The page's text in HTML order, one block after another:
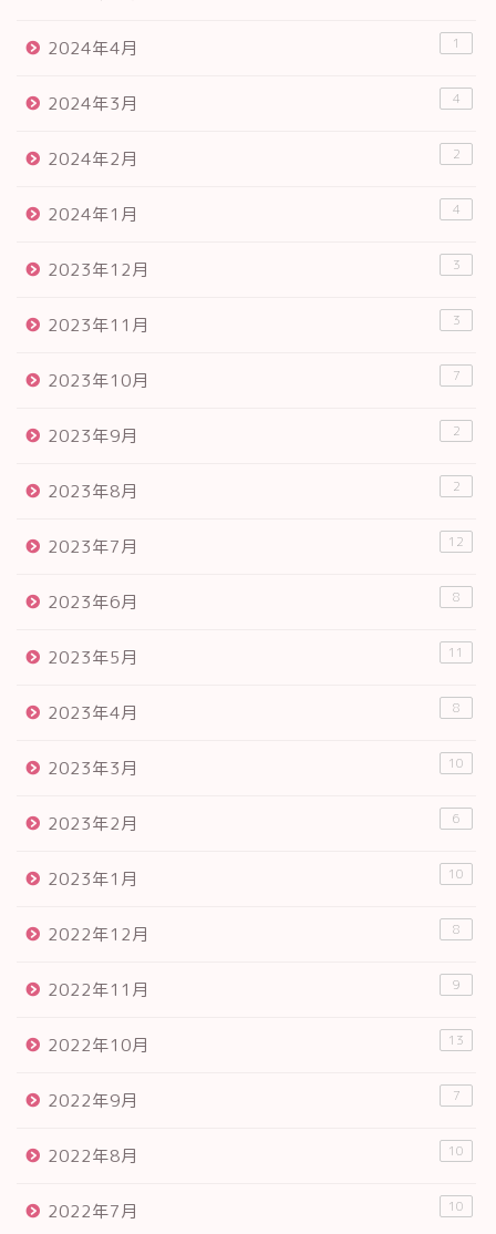
2024年4月 1
2024年3月 4
2024年2月 2
2024年1月 4
2023年12月 3
2023年11月 3
2023年10月 7
2023年9月 2
2023年8月 2
2023年7月 12
2023年6月 8
2023年5月 11
2023年4月 8
2023年3月 10
2023年2月 6
2023年1月 10
2022年12月 8
2022年11月 9
2022年10月 13
2022年9月 7
2022年8月 10
2022年7月 10